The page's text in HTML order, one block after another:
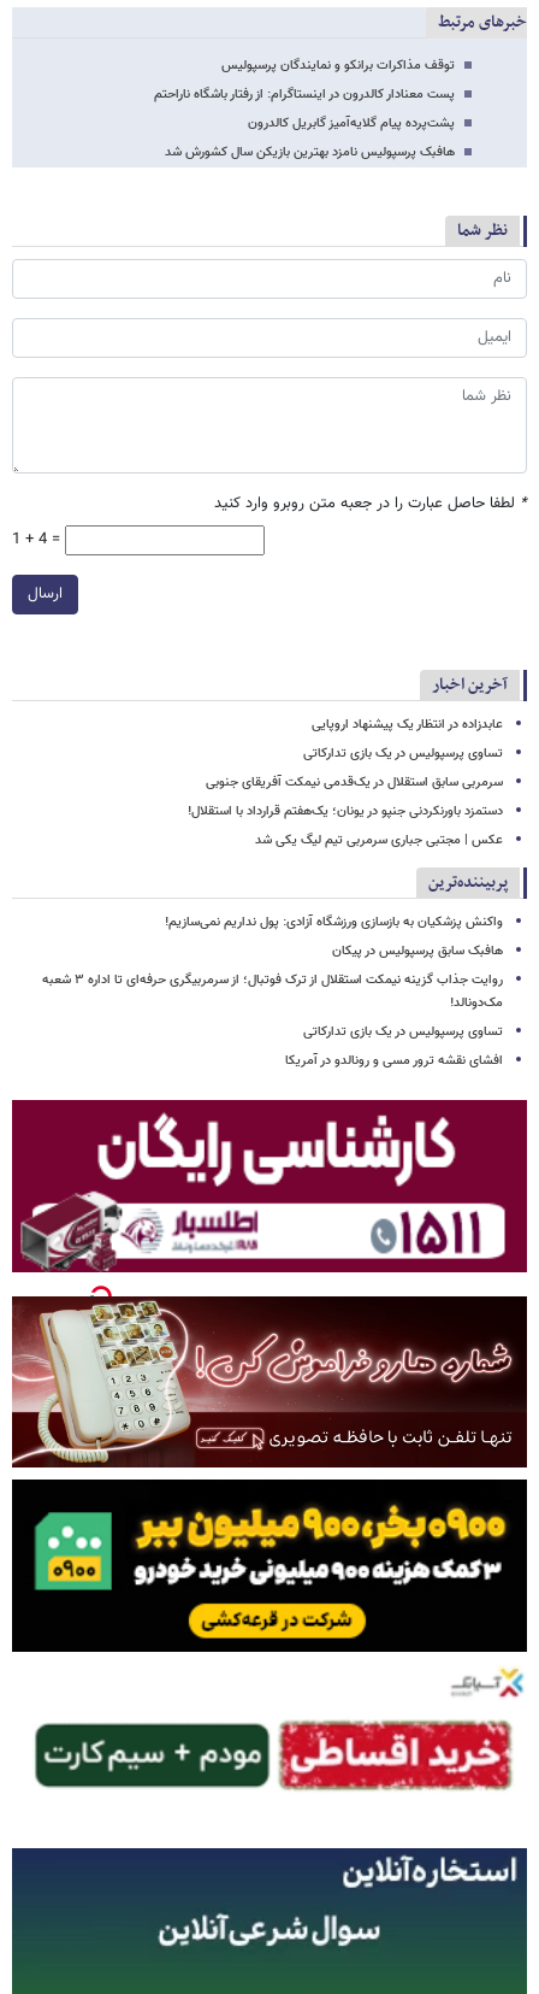
خبرهای مرتبط
توقف مذاکرات برانکو و نمایندگان پرسپولیس
پست معنادار کالدرون در اینستاگرام: از رفتار باشگاه ناراحتم
پشت‌پرده پیام گلایه‌آمیز گابریل کالدرون
هافبک پرسپولیس نامزد بهترین بازیکن سال کشورش شد
نظر شما
* لطفا حاصل عبارت را در جعبه متن روبرو وارد کنید
1 + 4 =
ارسال
آخرین اخبار
عابدزاده در انتظار یک پیشنهاد اروپایی
تساوی پرسپولیس در یک بازی تدارکاتی
سرمربی سابق استقلال در یک‌قدمی نیمکت آفریقای جنوبی
دستمزد باورنکردنی جنپو در یونان؛ یک‌هفتم قرارداد با استقلال!
عکس | مجتبی جباری سرمربی تیم لیگ یکی شد
پربیننده‌ترین
واکنش پزشکیان به بازسازی ورزشگاه آزادی: پول نداریم نمی‌سازیم!
هافبک سابق پرسپولیس در پیکان
روایت جذاب گزینه نیمکت استقلال از ترک فوتبال؛ از سرمربیگری حرفه‌ای تا اداره ۳ شعبه
مک‌دونالد!
تساوی پرسپولیس در یک بازی تدارکاتی
افشای نقشه ترور مسی و رونالدو در آمریکا